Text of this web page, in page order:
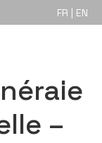
FR | EN
–